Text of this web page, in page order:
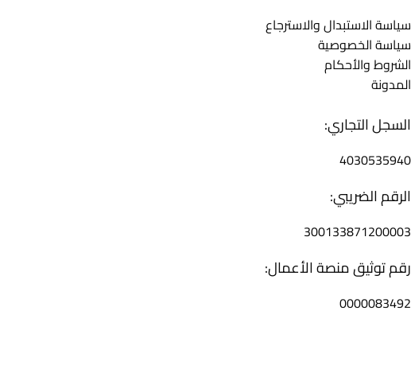
سياسة الاستبدال والاسترجاع
سياسة الخصوصية
الشروط والأحكام
المدونة
السجل التجاري:
4030535940
الرقم الضريبي:
300133871200003
رقم توثيق منصة الأعمال:
0000083492